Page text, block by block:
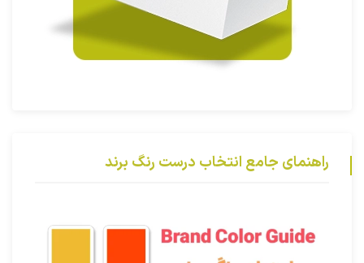
راهنمای جامع انتخاب درست رنگ برند